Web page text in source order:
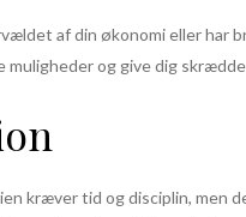
af din økonomi eller har
muligheder og give dig
kræver tid og disciplin, men